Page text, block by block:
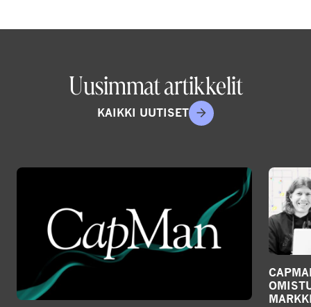
Uusimmat artikkelit
KAIKKI UUTISET